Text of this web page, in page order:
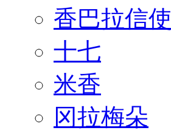
香巴拉信使
十七
米香
冈拉梅朵